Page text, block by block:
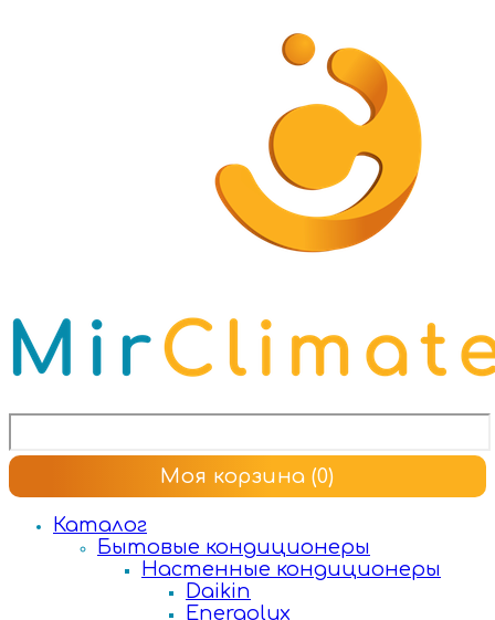
Моя корзина (0)
Каталог
Бытовые кондиционеры
Настенные кондиционеры
Daikin
Energolux